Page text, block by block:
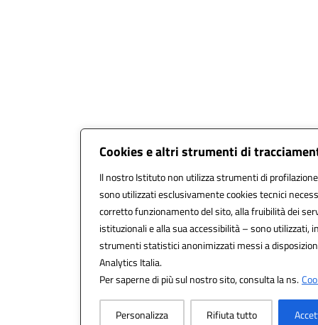
Cookies e altri strumenti di
Il nostro Istituto non utilizza strumenti di
sono utilizzati esclusivamente cookies tecnici
corretto funzionamento del sito, alla fruibilità dei
istituzionali e alla sua accessibilità – sono utilizzati,
strumenti statistici anonimizzati messi a
Analytics Italia.
Per saperne di più sul nostro sito, consulta la ns.
Personalizza Rifiuta tutto